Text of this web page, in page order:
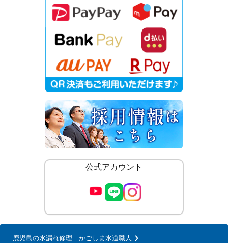
公式アカウント
鹿児島の水漏れ修理 かごしま水道職人